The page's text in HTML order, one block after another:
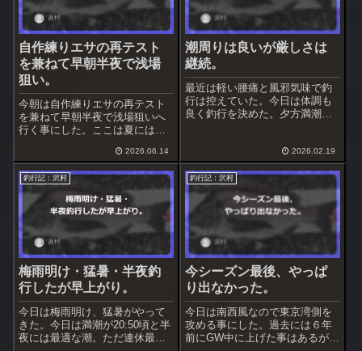
自作練りエサの再テスト
を兼ねて早朝半夜で浅場
狙い。
今朝は自作練りエサの再テスト
を兼ねて早朝半夜で浅場狙いへ
行く事にした。ここは夏には実
不発だった。海面まで棚引く海
藻は先日の台風で切れただろ
う。満潮は2:30、その前後を深
夜～早朝まで半夜で狙う事にし
た。
2026.06.14
潮周りは良いが厳しさは
継続。
最近は軽い腰痛と風邪気味で釣
行は控えていた。今日は体調も
良く釣行を決めた。夕方満潮で
2026.02.19
釣行記：沢村
梅雨明け・猛暑・半夜釣
行したが早上がり。
今日は梅雨明け、猛暑がやって
きた。今日は満潮が20:50頃と半
夜には最適な潮。ただ連休最終
釣行記：沢村
今シーズン最後、やっぱ
り出なかった。
今日は南西風なので東京湾側を
攻める事にした。過去には６年
前にGW中に上げた事はあるが、